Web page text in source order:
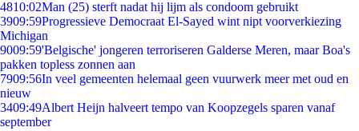
4810:02Man (25) sterft nadat hij lijm als condoom gebruikt
3909:59Progressieve Democraat El-Sayed wint nipt voorverkiezing
Michigan
9009:59'Belgische' jongeren terroriseren Galderse Meren, maar Boa's
pakken topless zonnen aan
7909:56In veel gemeenten helemaal geen vuurwerk meer met oud en
nieuw
3409:49Albert Heijn halveert tempo van Koopzegels sparen vanaf
september